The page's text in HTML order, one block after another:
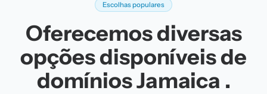
Escolhas populares
Oferecemos diversas
opções disponíveis de
domínios Jamaica .